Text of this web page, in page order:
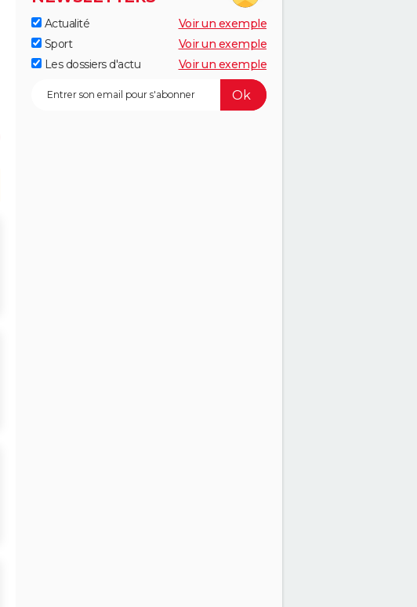
Actualité
Voir un exemple
Sport
Voir un exemple
Les dossiers d'actu
Voir un exemple